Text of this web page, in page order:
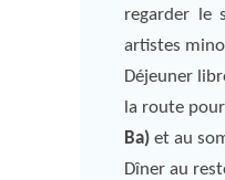
regarder le
artistes
Déjeuner
la route
Ba) et au
Dîner au